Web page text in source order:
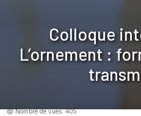
Colloque
L’ornement :
Nombre de vues: 405